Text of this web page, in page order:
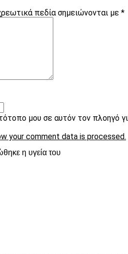
πεδία σημειώνονται με *
μου σε αυτόν τον πλοηγό
your comment data is processed.
η υγεία του